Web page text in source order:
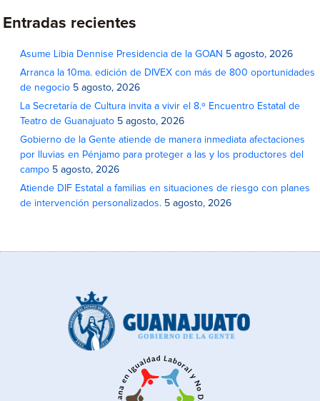
Entradas recientes
Asume Libia Dennise Presidencia de la GOAN 5 agosto, 2026
Arranca la 10ma. edición de DIVEX con más de 800 oportunidades
de negocio 5 agosto, 2026
La Secretaría de Cultura invita a vivir el 8.º Encuentro Estatal de
Teatro de Guanajuato 5 agosto, 2026
Gobierno de la Gente atiende de manera inmediata afectaciones
por lluvias en Pénjamo para proteger a las y los productores del
campo 5 agosto, 2026
Atiende DIF Estatal a familias en situaciones de riesgo con planes
de intervención personalizados. 5 agosto, 2026